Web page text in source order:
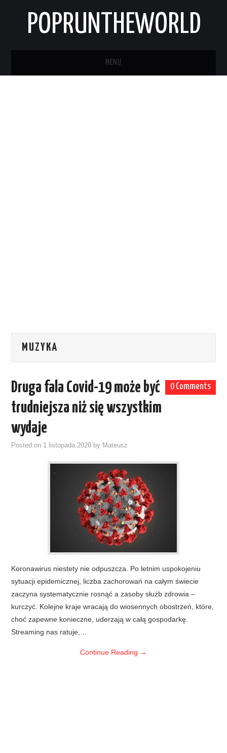
POPRUNTHEWORLD
MENU
MUZYKA
0 Comments
Druga fala Covid-19 może być
trudniejsza niż się wszystkim
wydaje
Posted on 1 listopada 2020 by Mateusz
Koronawirus niestety nie odpuszcza. Po letnim uspokojeniu
sytuacji epidemicznej, liczba zachorowań na całym świecie
zaczyna systematycznie rosnąć a zasoby służb zdrowia –
kurczyć. Kolejne kraje wracają do wiosennych obostrzeń, które,
choć zapewne konieczne, uderzają w całą gospodarkę.
Streaming nas ratuje,…
Continue Reading →